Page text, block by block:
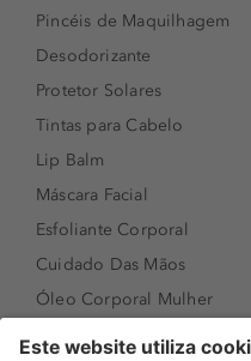
Pincéis de Maquilhagem
Desodorizante
Protetor Solares
Tintas para Cabelo
Lip Balm
Máscara Facial
Esfoliante Corporal
Cuidado Das Mãos
Óleo Corporal Mulher